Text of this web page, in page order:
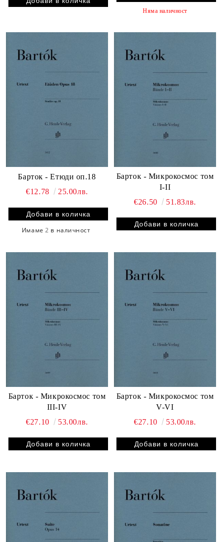
Няма наличност
Барток - Етюди оп.18
€12.78
25.00лв.
Имаме2 в наличност
Барток - Микрокосмос том
I-II
€26.50
51.83лв.
Барток - Микрокосмос том
III-IV
€27.10
53.00лв.
Барток - Микрокосмос том
V-VI
€27.10
53.00лв.